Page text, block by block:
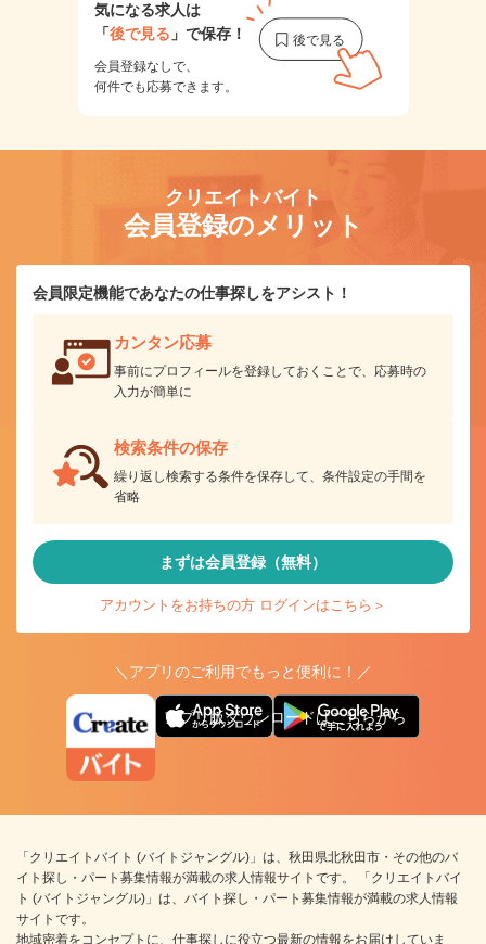
気になる求人は
「後で見る 」で保存！
会員登録なしで、
何件でも応募できます。
クリエイトバイト
会員登録のメリット
会員限定機能であなたの仕事探しをアシスト！
カンタン応募
事前にプロフィールを登録しておくことで、応募時の
入力が簡単に
検索条件の保存
繰り返し検索する条件を保存して、条件設定の手間を
省略
まずは会員登録（無料）
アカウントをお持ちの方 ログインはこちら＞
＼アプリのご利用でもっと便利に！／
アプリ版ダウンロードはこちらから
「クリエイトバイト (バイトジャングル)」は、秋田県北秋田市・その他のバ
イト探し・パート募集情報が満載の求人情報サイトです。 「クリエイトバイ
ト (バイトジャングル)」は、バイト探し・パート募集情報が満載の求人情報
サイトです。
地域密着をコンセプトに、仕事探しに役立つ最新の情報をお届けしていま